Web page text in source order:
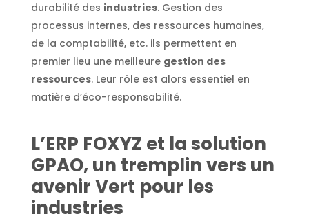
durabilité des industries. Gestion des
processus internes, des ressources humaines,
de la comptabilité, etc. ils permettent en
premier lieu une meilleure gestion des
ressources. Leur rôle est alors essentiel en
matière d’éco-responsabilité.
L’ERP FOXYZ et la solution
GPAO, un tremplin vers un
avenir Vert pour les
industries